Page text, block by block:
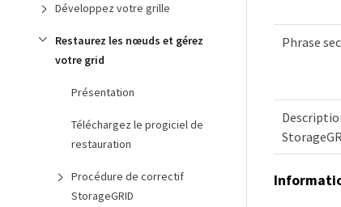
Développez votre grille
Restaurez les nœuds et gérez
votre grid
Présentation
Téléchargez le progiciel de
restauration
Procédure de correctif
StorageGRID
Phrase